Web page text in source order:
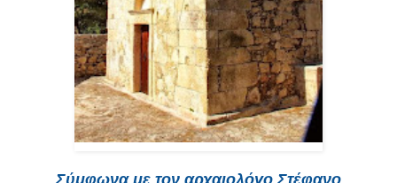
Σύμφωνα με τον αρχαιολόγο Στέφανο